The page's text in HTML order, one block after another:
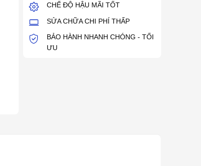
CHẾ ĐỘ HẬU MÃI TỐT
SỬA CHỮA CHI PHÍ THẤP
BẢO HÀNH NHANH CHÓNG - TỐI
ƯU